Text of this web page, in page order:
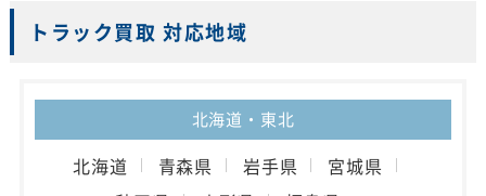
トラック買取 対応地域
北海道・東北
北海道 青森県 岩手県
宮城県